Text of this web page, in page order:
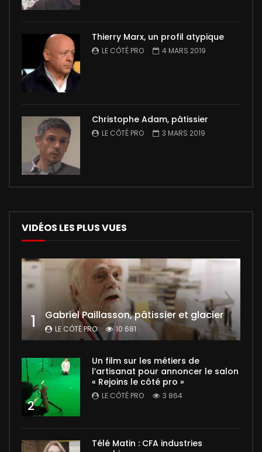
Thierry Marx, un profil atypique
LE CÔTÉ PRO 4 MARS 2019
Christophe Adam, pâtissier
LE CÔTÉ PRO 3 MARS 2019
VIDÉOS LES PLUS VUES
1 Gabriel Paillasson, pâtissier et glacier
LE CÔTÉ PRO 10 681
2
Un film sur les métiers de
l’artisanat pour annoncer le salon
« Rejoins le côté pro »
LE CÔTÉ PRO 3 864
Télé Matin : CFA industries